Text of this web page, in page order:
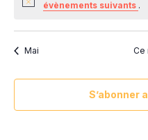
Noticeévènements suivants .
Mai Ce
S’abonner